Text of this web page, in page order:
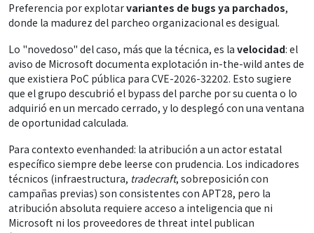
Preferencia por explotarvariantes de bugs ya parchados,
donde la madurez del parcheo organizacional es desigual.
Lo "novedoso" del caso, más que la técnica, es la velocidad: el
aviso de Microsoft documenta explotación in-the-wild antes de
que existiera PoC pública para CVE-2026-32202. Esto sugiere
que el grupo descubrió el bypass del parche por su cuenta o lo
adquirió en un mercado cerrado, y lo desplegó con una ventana
de oportunidad calculada.
Para contexto evenhanded: la atribución a un actor estatal
específico siempre debe leerse con prudencia. Los indicadores
técnicos (infraestructura, tradecraft, sobreposición con
campañas previas) son consistentes con APT28, pero la
atribución absoluta requiere acceso a inteligencia que ni
Microsoft ni los proveedores de threat intel publican